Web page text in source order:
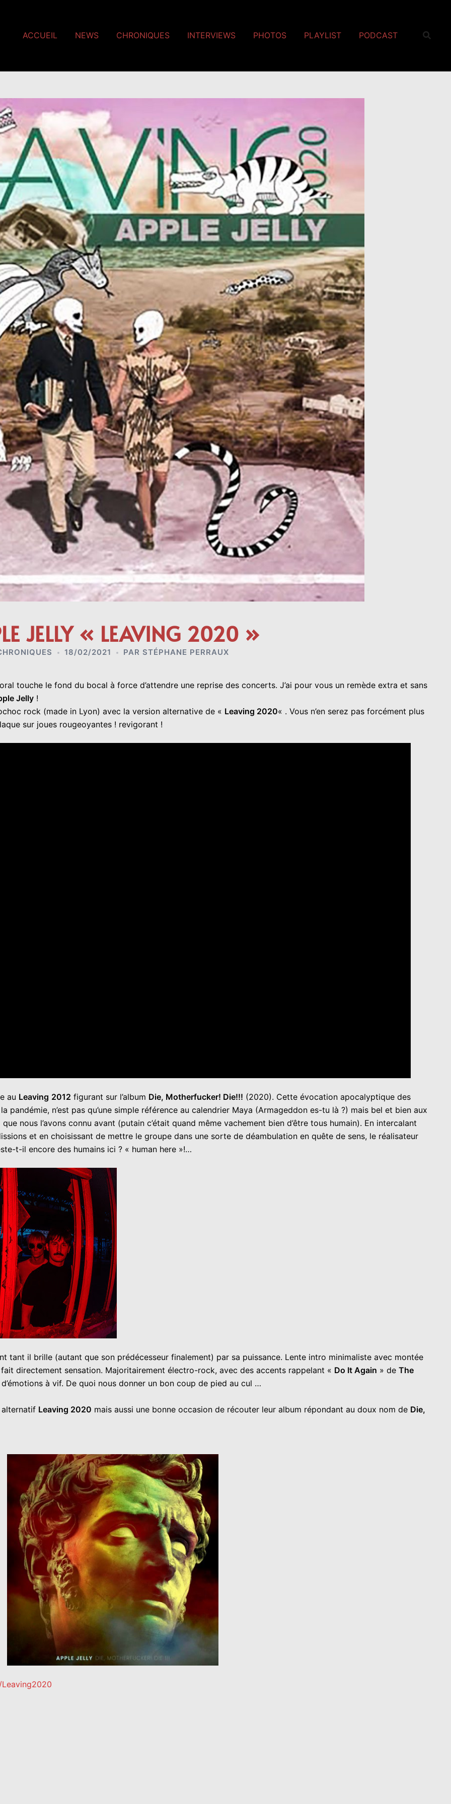
ACCUEIL NEWS CHRONIQUES INTERVIEWS PHOTOS PLAYLIST PODCAST
JELLY « LEAVING 2020 »
18/02/2021 PAR STÉPHANE PERRAUX
touche le fond du bocal à force d’attendre une reprise des concerts. J’ai pour vous un remède extra et sans
Jelly !
rock (made in Lyon) avec la version alternative de « Leaving 2020« . Vous n’en serez pas forcément plus
sur joues rougeoyantes ! revigorant !
au Leaving 2012 figurant sur l’album Die, Motherfucker! Die!!! (2020). Cette évocation apocalyptique des
pandémie, n’est pas qu’une simple référence au calendrier Maya (Armageddon es-tu là ?) mais bel et bien aux
nous l’avons connu avant (putain c’était quand même vachement bien d’être tous humain). En intercalant
et en choisissant de mettre le groupe dans une sorte de déambulation en quête de sens, le réalisateur
t-il encore des humains ici ? « human here »!…
tant il brille (autant que son prédécesseur finalement) par sa puissance. Lente intro minimaliste avec montée
directement sensation. Majoritairement électro-rock, avec des accents rappelant « Do It Again » de The
à vif. De quoi nous donner un bon coup de pied au cul …
Leaving 2020 mais aussi une bonne occasion de récouter leur album répondant au doux nom de Die,